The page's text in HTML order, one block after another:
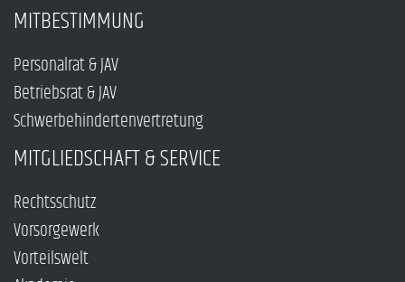
MITBESTIMMUNG
Personalrat & JAV
Betriebsrat & JAV
Schwerbehindertenvertretung
MITGLIEDSCHAFT & SERVICE
Rechtsschutz
Vorsorgewerk
Vorteilswelt